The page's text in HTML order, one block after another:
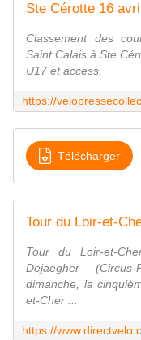
Ste Cérotte 16
Classement des
Saint Calais à Ste
U17 et access.
Télécharger
Tour du Loir-et-
Dejaegher
dimanche, la
et-Cher ...